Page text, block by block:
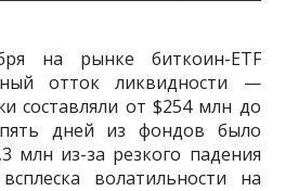
на рынке биткоин-ETF
отток ликвидности —
составляли от $254 млн до
дней из фондов было
млн из-за резкого падения
волатильности на